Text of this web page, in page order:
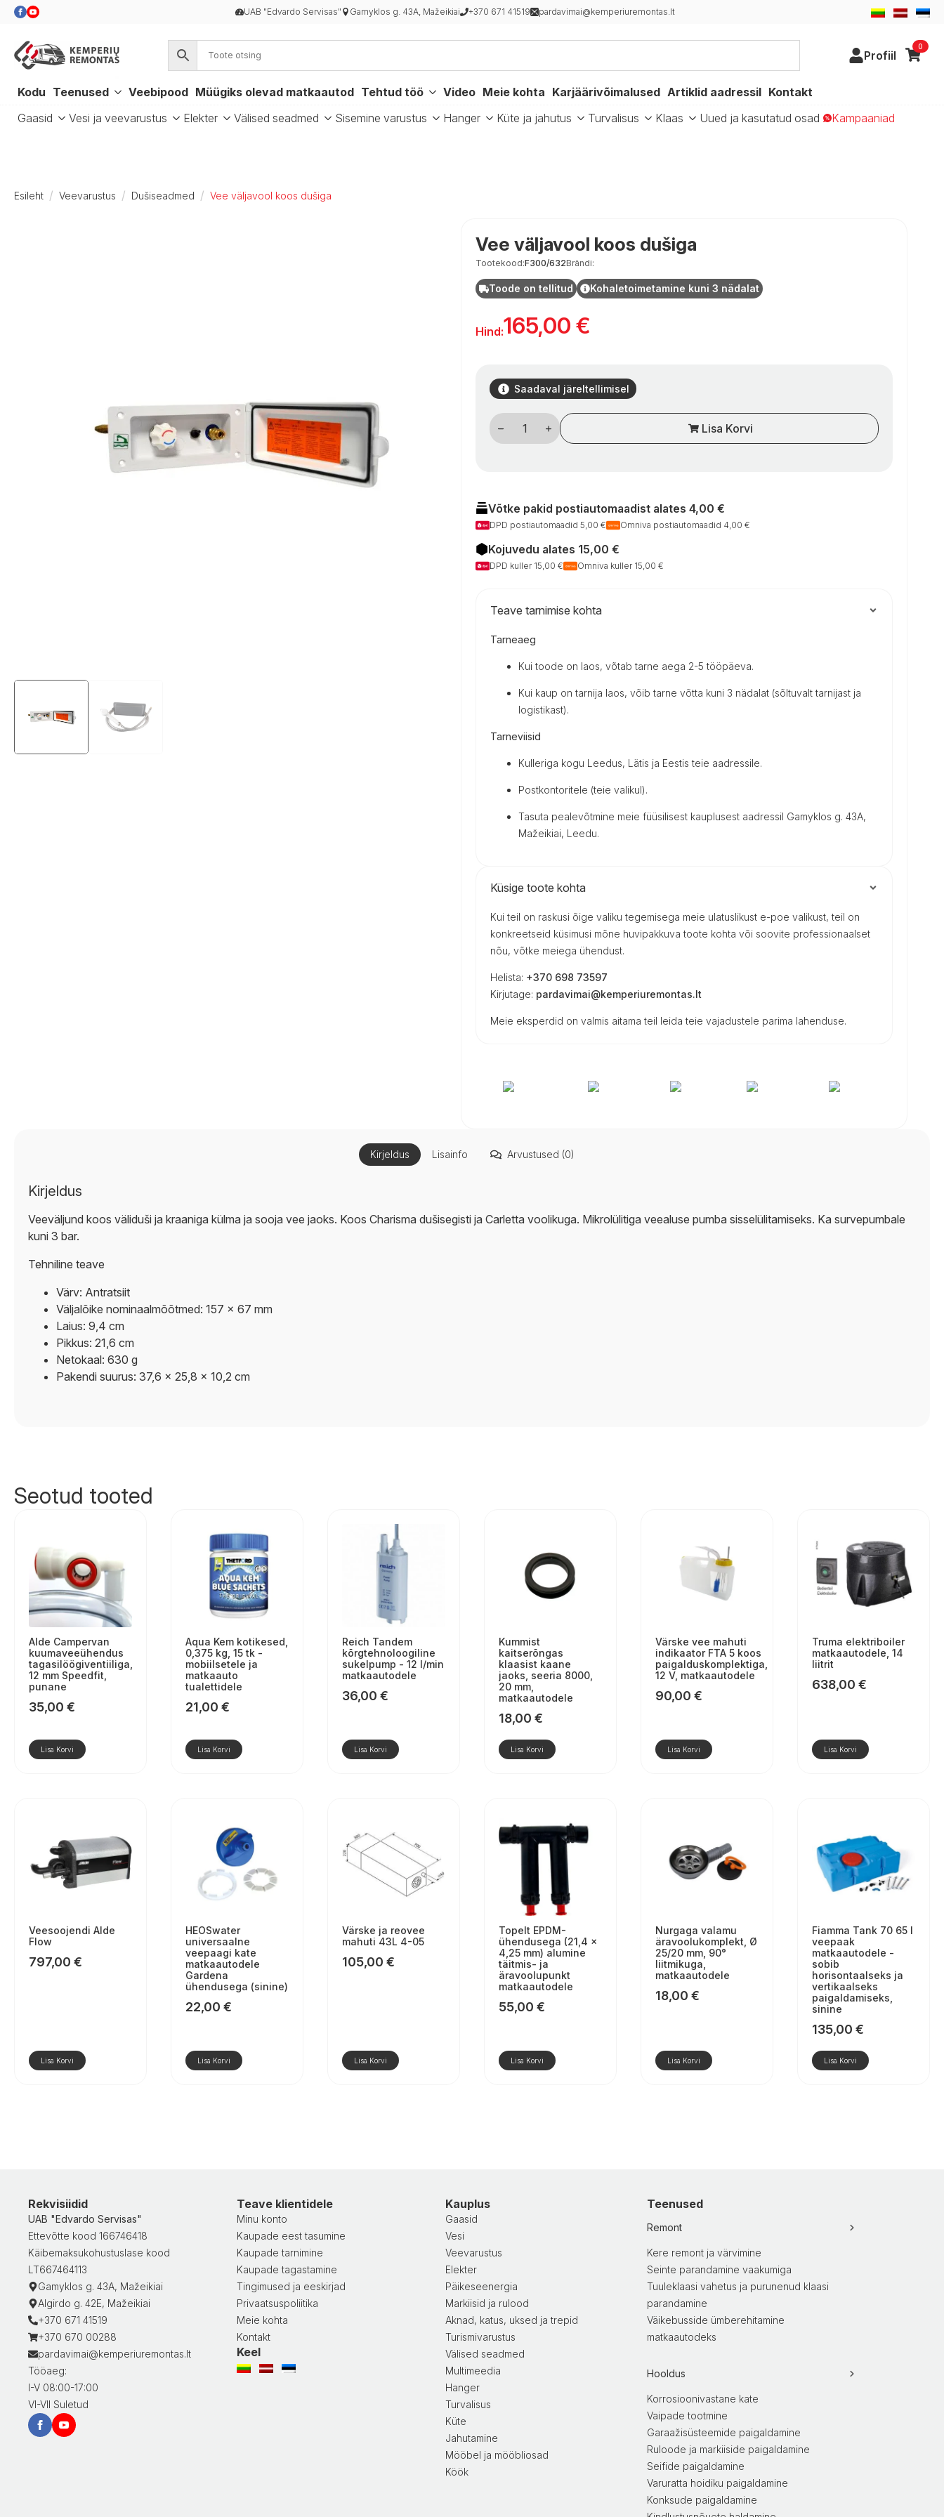
UAB "Edvardo Servisas" Gamyklos g. 43A, Mažeikiai +370 671 41519 pardavimai@kemperiuremontas.lt
Profiil
0
Kodu Teenused Veebipood Müügiks olevad matkaautod Tehtud töö Video Meie kohta Karjäärivõimalused Artiklid aadressil Kontakt
Gaasid
Vesi ja veevarustus Elekter Välised seadmed Sisemine varustus Hanger Küte ja jahutus Turvalisus Klaas Uued ja kasutatud osad Kampaaniad
Esileht Veevarustus Dušiseadmed Vee väljavool koos dušiga
Vee väljavool koos dušiga
Tootekood:F300/632Brändi:
Toode on tellitud Kohaletoimetamine kuni 3 nädalat
Hind:165,00 €
Saadaval järeltellimisel
Vandens
lizdas
su
Lisa Korvi
Võtke pakid postiautomaadist alates 4,00 €
DPD postiautomaadid 5,00 € Omniva postiautomaadid 4,00 €
Kojuvedu alates 15,00 €
DPD kuller 15,00 € Omniva kuller 15,00 €
Teave tarnimise kohta
Tarneaeg
Kui toode on laos, võtab tarne aega 2-5 tööpäeva.
Kui kaup on tarnija laos, võib tarne võtta kuni 3 nädalat (sõltuvalt tarnijast ja
logistikast).
Tarneviisid
Kulleriga kogu Leedus, Lätis ja Eestis teie aadressile.
Postkontoritele (teie valikul).
Tasuta pealevõtmine meie füüsilisest kauplusest aadressil Gamyklos g. 43A,
Mažeikiai, Leedu.
Küsige toote kohta
Kui teil on raskusi õige valiku tegemisega meie ulatuslikust e-poe valikust, teil on
konkreetseid küsimusi mõne huvipakkuva toote kohta või soovite professionaalset
nõu, võtke meiega ühendust.
Helista: +370 698 73597
Kirjutage: pardavimai@kemperiuremontas.lt
Meie eksperdid on valmis aitama teil leida teie vajadustele parima lahenduse.
Kirjeldus Lisainfo Arvustused (0)
Kirjeldus
Veeväljund koos väliduši ja kraaniga külma ja sooja vee jaoks. Koos Charisma dušisegisti ja Carletta voolikuga. Mikrolülitiga veealuse pumba sisselülitamiseks. Ka survepumbale
kuni 3 bar.
Tehniline teave
Värv: Antratsiit
Väljalõike nominaalmõõtmed: 157 x 67 mm
Laius: 9,4 cm
Pikkus: 21,6 cm
Netokaal: 630 g
Pakendi suurus: 37,6 x 25,8 x 10,2 cm
Seotud tooted
Alde Campervan
kuumaveeühendus
tagasilöögiventiiliga,
12 mm Speedfit,
punane
35,00 €
Lisa Korvi
Aqua Kem kotikesed,
0,375 kg, 15 tk -
mobiilsetele ja
matkaauto
tualettidele
21,00 €
Lisa Korvi
Reich Tandem
kõrgtehnoloogiline
sukelpump - 12 l/min
matkaautodele
36,00 €
Lisa Korvi
Kummist
kaitserõngas
klaasist kaane
jaoks, seeria 8000,
20 mm,
matkaautodele
18,00 €
Lisa Korvi
Värske vee mahuti
indikaator FTA 5 koos
paigalduskomplektiga,
12 V, matkaautodele
90,00 €
Lisa Korvi
Truma elektriboiler
matkaautodele, 14
liitrit
638,00 €
Lisa Korvi
Veesoojendi Alde
Flow
797,00 €
Lisa Korvi
HEOSwater
universaalne
veepaagi kate
matkaautodele
Gardena
ühendusega (sinine)
22,00 €
Lisa Korvi
Värske ja reovee
mahuti 43L 4-05
105,00 €
Lisa Korvi
Topelt EPDM-
ühendusega (21,4 ×
4,25 mm) alumine
täitmis- ja
äravoolupunkt
matkaautodele
55,00 €
Lisa Korvi
Nurgaga valamu
äravoolukomplekt, Ø
25/20 mm, 90°
liitmikuga,
matkaautodele
18,00 €
Lisa Korvi
Fiamma Tank 70 65 l
veepaak
matkaautodele -
sobib
horisontaalseks ja
vertikaalseks
paigaldamiseks,
sinine
135,00 €
Lisa Korvi
Rekvisiidid
UAB "Edvardo Servisas"
Ettevõtte kood 166746418
Käibemaksukohustuslase kood
LT667464113
Gamyklos g. 43A, Mažeikiai
Algirdo g. 42E, Mažeikiai
+370 671 41519
+370 670 00288
pardavimai@kemperiuremontas.lt
Tööaeg:
I-V 08:00-17:00
VI-VII Suletud
Teave klientidele
Minu konto
Kaupade eest tasumine
Kaupade tarnimine
Kaupade tagastamine
Tingimused ja eeskirjad
Privaatsuspoliitika
Meie kohta
Kontakt
Keel
Kauplus
Gaasid
Vesi
Veevarustus
Elekter
Päikeseenergia
Markiisid ja rulood
Aknad, katus, uksed ja trepid
Turismivarustus
Välised seadmed
Multimeedia
Hanger
Turvalisus
Küte
Jahutamine
Mööbel ja mööbliosad
Köök
Teenused
Remont
Kere remont ja värvimine
Seinte parandamine vaakumiga
Tuuleklaasi vahetus ja purunenud klaasi
parandamine
Väikebusside ümberehitamine
matkaautodeks
Hooldus
Korrosioonivastane kate
Vaipade tootmine
Garaažisüsteemide paigaldamine
Ruloode ja markiiside paigaldamine
Seifide paigaldamine
Varuratta hoidiku paigaldamine
Konksude paigaldamine